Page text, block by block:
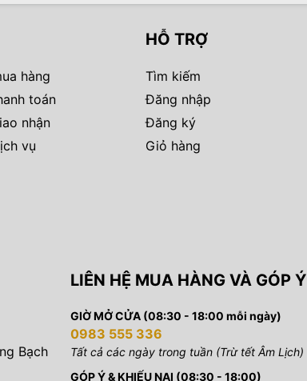
hàng
toán
nhận
vụ
HỖ TRỢ
Tìm kiếm
Đăng nhập
Đăng ký
Giỏ hàng
Bạch
LIÊN HỆ MUA HÀNG VÀ GÓP Ý
GIỜ MỞ CỬA (08:30 - 18:00 mỗi ngày)
0983 555 336
Tất cả các ngày trong tuần (Trừ tết Âm Lịch)
GÓP Ý & KHIẾU NẠI (08:30 - 18:00)